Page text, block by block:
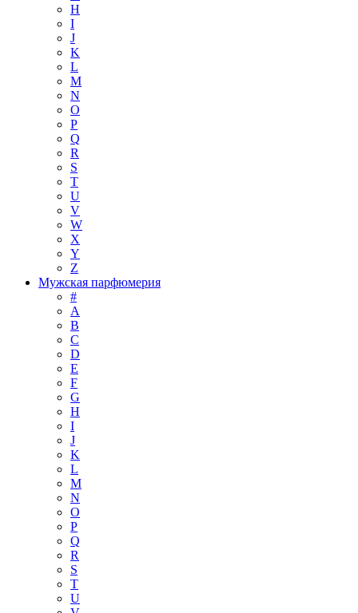
H
I
J
K
L
M
N
O
P
Q
R
S
T
U
V
W
X
Y
Z
Мужская парфюмерия
#
A
B
C
D
E
F
G
H
I
J
K
L
M
N
O
P
Q
R
S
T
U